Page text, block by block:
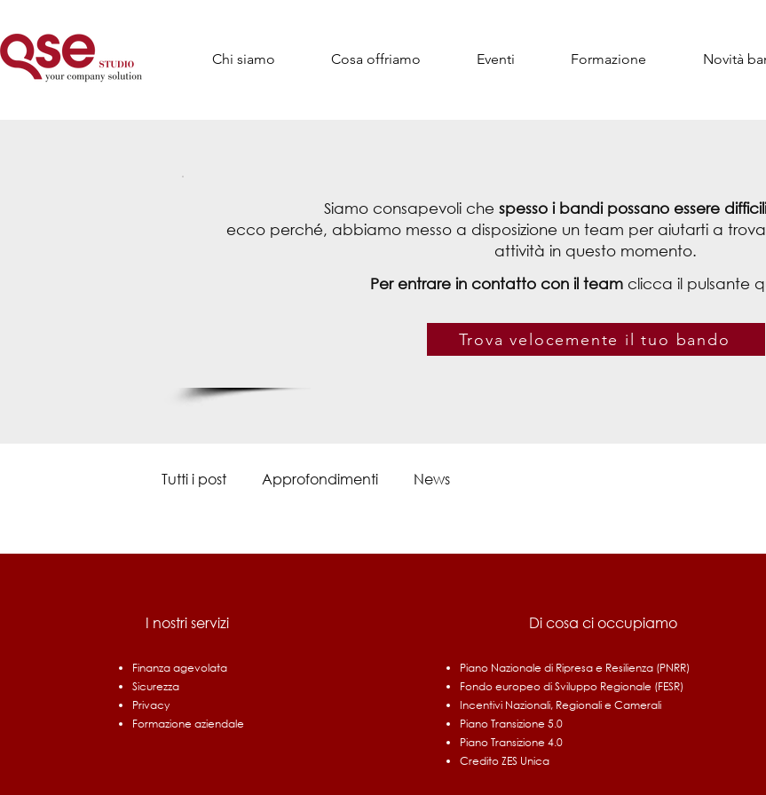
Chi siamo Cosa offriamo Eventi Formazione Novità
Siamo consapevoli che spesso i bandi possano essere
ecco perché, abbiamo messo a disposizione un team per aiutarti a
attività in questo momento.
Per entrare in contatto con il teamclicca il pulsante
Trova velocemente il tuo bando
Tutti i post Approfondimenti News
I nostri servizi
Finanza agevolata
Sicurezza
Privacy
Formazione aziendale
Di cosa ci occupiamo
Piano Nazionale di Ripresa e Resilienza (PNRR)
Fondo europeo di Sviluppo Regionale (FESR)
Incentivi Nazionali, Regionali e Camerali
Piano Transizione 5.0
Piano Transizione 4.0
Credito ZES Unica